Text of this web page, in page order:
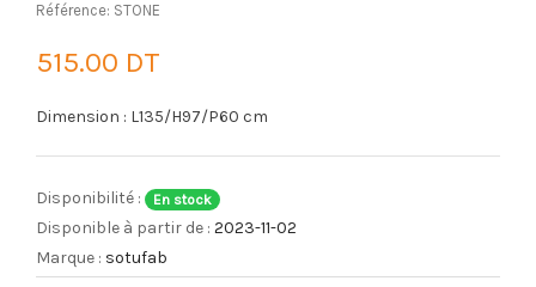
Référence: STONE
515.00 DT
Dimension : L135/H97/P60 cm
Disponibilité : En stock
Disponible à partir de : 2023-11-02
Marque : sotufab